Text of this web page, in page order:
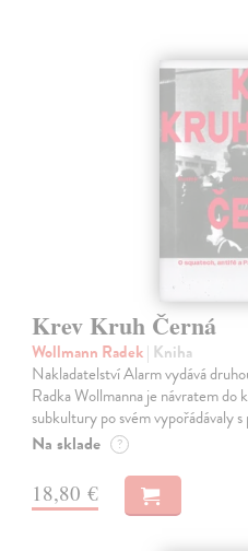
Krev Kruh Černá
Wollmann Radek| Kniha
Nakladatelství Alarm vydává
Radka Wollmanna je návratem do
subkultury po svém vypořádávaly
Na sklade ?
18,80 €